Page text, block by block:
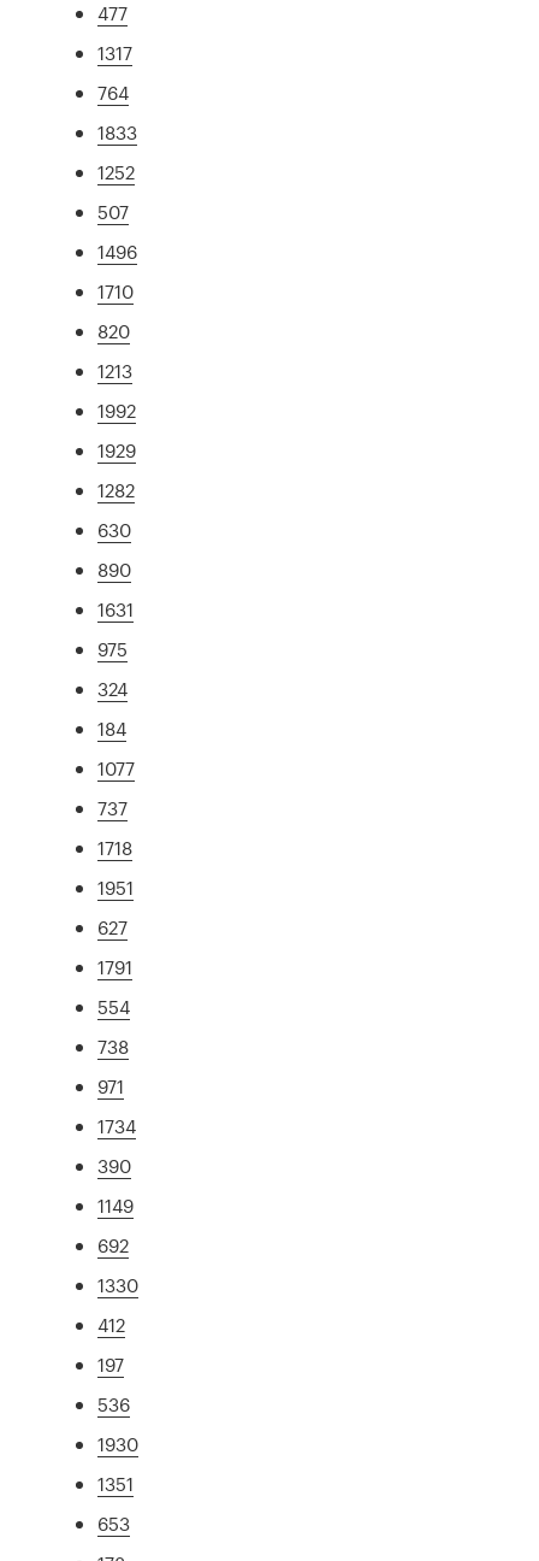
477
1317
764
1833
1252
507
1496
1710
820
1213
1992
1929
1282
630
890
1631
975
324
184
1077
737
1718
1951
627
1791
554
738
971
1734
390
1149
692
1330
412
197
536
1930
1351
653